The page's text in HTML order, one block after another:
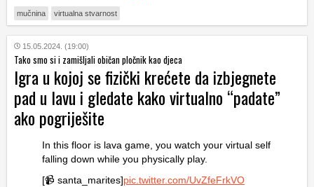
mučnina virtualna stvarnost
15.05.2024. (19:00)
Tako smo si i zamišljali običan pločnik kao djeca
Igra u kojoj se fizički krećete da izbjegnete
pad u lavu i gledate kako virtualno “padate”
ako pogriješite
In this floor is lava game, you watch your virtual self
falling down while you physically play.
[📹 santa_marites]pic.twitter.com/UvZfeFrkVO